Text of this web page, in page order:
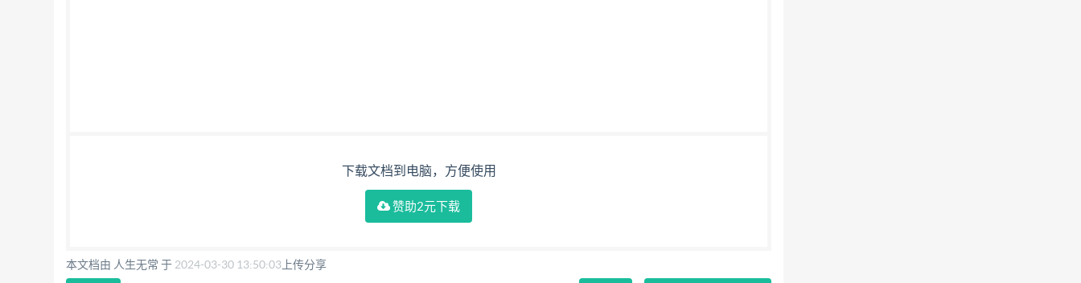
下载文档到电脑，方便使用
赞助2元下载
本文档由 人生无常 于 2024-03-30 13:50:03 上传分享